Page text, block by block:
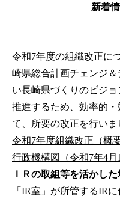
新着
令和7年度の組織改正に
崎県総合計画チェンジ
い長崎県づくりのビジ
推進するため、効率的
て、所要の改正を行いま
令和7年度組織改正（概
行政機構図（令和7年4月
ＩＲの取組等を活かし
「IR室」が所管するIR